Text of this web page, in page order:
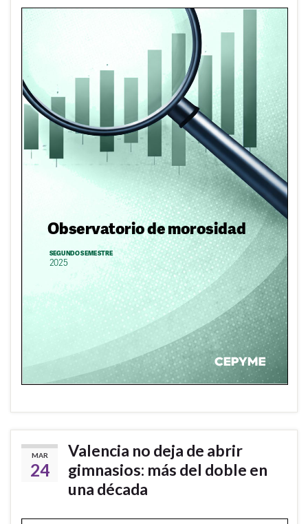
MAR
24
Valencia no deja de abrir
gimnasios: más del doble en
una década